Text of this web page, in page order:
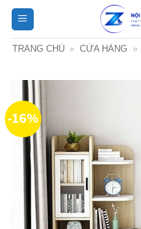
Bỏ
qua
nội
TRANG CHỦ » CỬA HÀNG »
-16%